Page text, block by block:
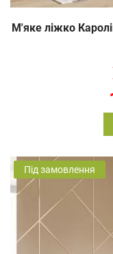
М'яке ліжко
Під замовлення